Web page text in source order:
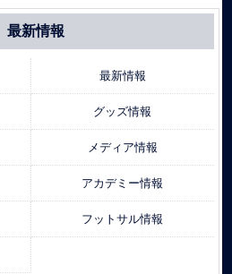
最新情報
最新情報
グッズ情報
メディア情報
アカデミー情報
フットサル情報